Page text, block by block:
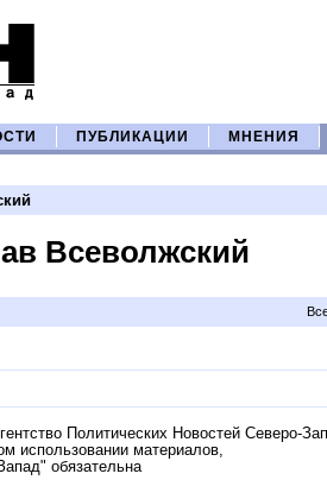
ПУБЛИКАЦИИ МНЕНИЯ
Всеволжский
Политических Новостей Северо-
использовании материалов,
обязательна